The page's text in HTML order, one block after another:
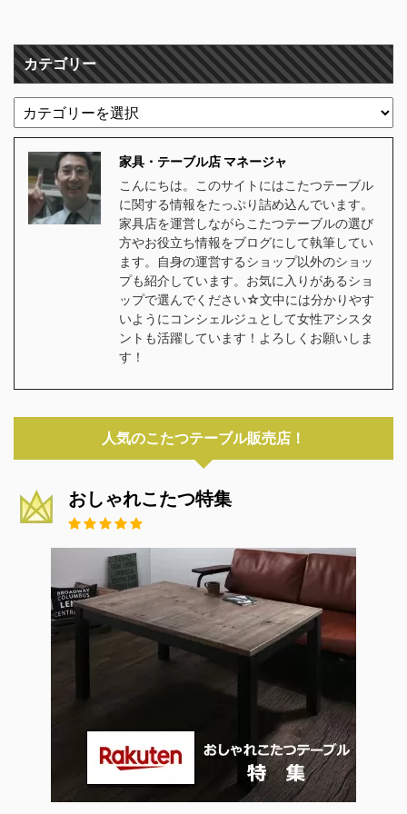
カテゴリー
家具・テーブル店 マネージャ
こんにちは。このサイトにはこたつテーブル
に関する情報をたっぷり詰め込んでいます。
家具店を運営しながらこたつテーブルの選び
方やお役立ち情報をブログにして執筆してい
ます。自身の運営するショップ以外のショッ
プも紹介しています。お気に入りがあるショ
ップで選んでください☆文中には分かりやす
いようにコンシェルジュとして女性アシスタ
ントも活躍しています！よろしくお願いしま
す！
人気のこたつテーブル販売店！
おしゃれこたつ特集